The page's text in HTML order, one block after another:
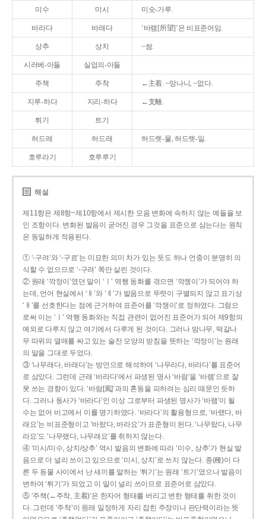
미수 미시 미숫-가루.
바라다 바래다 ‘바램[所望]’은 비표준어임.
상추 상치 ~쌈.
시러베-아들 실업의-아들
주책 주착 ←主着. ~망나니, ~없다.
지루-하다 지리-하다 ←支離.
튀기 트기
허드레 허드래 허드렛-물, 허드렛-일.
호루라기 호루루기
해설
제11항은 제8항~제10항에서 제시한 모음 변화에 속하지 않는 예들을 보
인 조항이다. 변화된 발음이 굳어진 경우 그것을 표준으로 삼는다는 원칙
은 동일하게 적용된다.
① ‘-구려’와 ‘-구료’는 미묘한 의미 차가 있는 듯도 하나 언중이 분명히 의
식할 수 없으므로 ‘-구려’ 쪽만 살린 것이다.
② 원래 ‘깍정이’였던 말이 ‘ㅣ’ 역행 동화를 겪으면 ‘깍젱이’가 되어야 하
는데, 언어 현실에서 ‘ㅐ’와 ‘ㅔ’가 발음으로 뚜렷이 구별되지 않고 표기상
‘ㅐ’를 선호한다는 점에 근거하여 표준어를 ‘깍쟁이’로 정하였다. 그럼으
로써 이는 ‘ㅣ’ 역행 동화와는 직접 관련이 없어진 표준어가 되어 제9항의
예외로 다루지 않고 여기에서 다루게 된 것이다. 그러나 밤나무, 떡갈나
무 따위의 열매를 싸고 있는 술잔 모양의 받침을 뜻하는 ‘깍정이’는 원래
의 말을 그대로 두었다.
③ ‘나무래다, 바래다’는 방언으로 해석하여 ‘나무라다, 바라다’를 표준어
로 삼았다. 그런데 근래 ‘바라다’에서 파생된 명사 ‘바람’을 ‘바램’으로 잘
못 쓰는 경향이 있다. ‘바람[風]’과의 혼동을 피하려는 심리 때문인 듯하
다. 그러나 동사가 ‘바라다’인 이상 그로부터 파생된 명사가 ‘바램’이 될
수는 없어 비고에서 이를 명기하였다. ‘바라다’의 활용형으로, ‘바랬다, 바
래요’는 비표준형이고 ‘바랐다, 바라요’가 표준형이 된다. ‘나무랐다, 나무
라요’도 ‘나무랬다, 나무래요’를 취하지 않는다.
④ ‘미시/미수, 상치/상추’ 역시 발음의 변화에 따라 ‘미수, 상추’가 현실 발
음으로 더 널리 쓰이고 있으므로 ‘미시, 상치’로 쓰지 않는다. 종(種)이 다
른 두 동물 사이에서 난 새끼를 말하는 ‘튀기’는 원래 ‘트기’였으나 발음이
변하여 ‘튀기’가 되었고 이 말이 널리 쓰이므로 표준어로 삼았다.
⑤ ‘주책(←주착, 主着)’은 한자어 형태를 버리고 변한 형태를 취한 것이
다. 그런데 ‘주착’이 원래 일정하게 자리 잡힌 주장이나 판단력이라는 뜻